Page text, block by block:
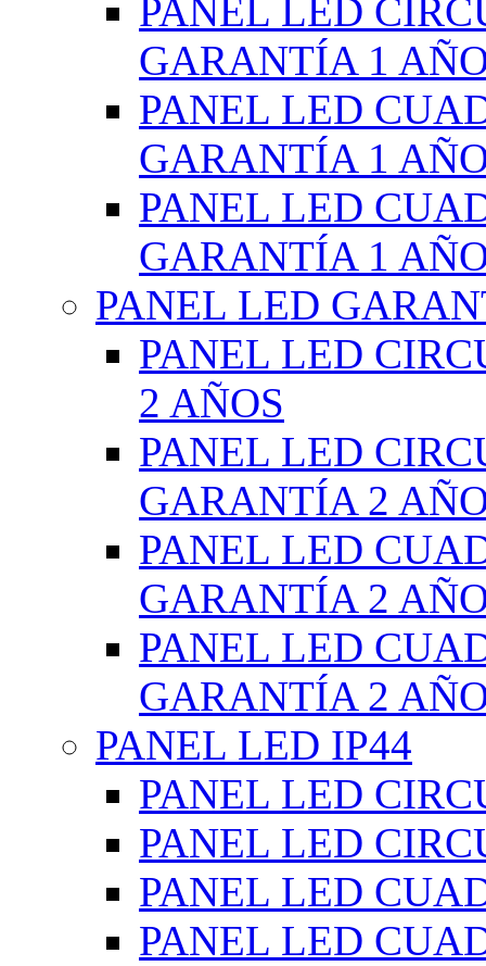
PANEL LED
GARANTÍA 1
PANEL LED
GARANTÍA 1
PANEL LED
GARANTÍA 1
PANEL LED
PANEL LED
2 AÑOS
PANEL LED
GARANTÍA 2
PANEL LED
GARANTÍA 2
PANEL LED
GARANTÍA 2
PANEL LED IP44
PANEL LED
PANEL LED
PANEL LED
PANEL LED